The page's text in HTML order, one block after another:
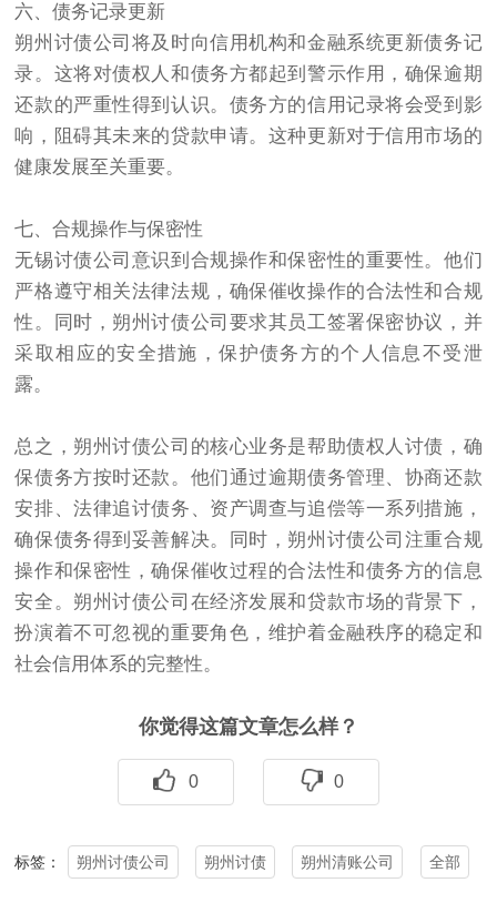
六、债务记录更新
朔州讨债公司将及时向信用机构和金融系统更新债务记
录。这将对债权人和债务方都起到警示作用，确保逾期
还款的严重性得到认识。债务方的信用记录将会受到影
响，阻碍其未来的贷款申请。这种更新对于信用市场的
健康发展至关重要。
七、合规操作与保密性
无锡讨债公司 意识到合规操作和保密性的重要性。他们
严格遵守相关法律法规，确保催收操作的合法性和合规
性。同时，朔州讨债公司要求其员工签署保密协议，并
采取相应的安全措施，保护债务方的个人信息不受泄
露。
总之，朔州讨债公司的核心业务是帮助债权人讨债，确
保债务方按时还款。他们通过逾期债务管理、协商还款
安排、法律追讨债务、资产调查与追偿等一系列措施，
确保债务得到妥善解决。同时，朔州讨债公司注重合规
操作和保密性，确保催收过程的合法性和债务方的信息
安全。朔州讨债公司在经济发展和贷款市场的背景下，
扮演着不可忽视的重要角色，维护着金融秩序的稳定和
社会信用体系的完整性。
你觉得这篇文章怎么样？
0 0
标签： 朔州讨债公司 朔州讨债 朔州清账公司 全部